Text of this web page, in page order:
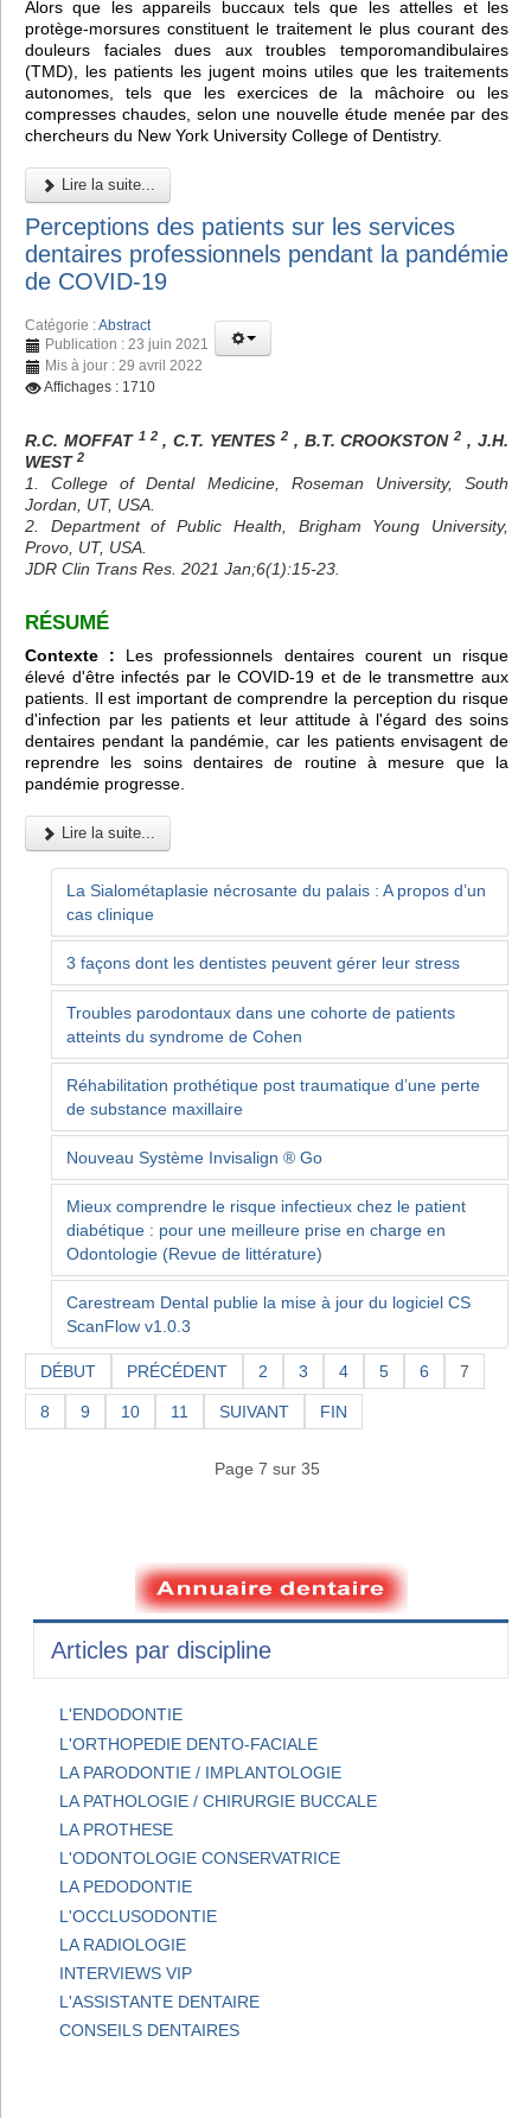
Alors que les appareils buccaux tels que les attelles et les
protège-morsures constituent le traitement le plus courant des
douleurs faciales dues aux troubles temporomandibulaires
(TMD), les patients les jugent moins utiles que les traitements
autonomes, tels que les exercices de la mâchoire ou les
compresses chaudes, selon une nouvelle étude menée par des
chercheurs du New York University College of Dentistry.
Lire la suite...
Perceptions des patients sur les services
dentaires professionnels pendant la pandémie
de COVID-19
Catégorie :Abstract
Publication : 23 juin 2021
Mis à jour : 29 avril 2022
Affichages : 1710
R.C. MOFFAT 1 2, C.T. YENTES 2, B.T. CROOKSTON2 , J.H.
WEST 2
1. College of Dental Medicine, Roseman University, South
Jordan, UT, USA.
2. Department of Public Health, Brigham Young University,
Provo, UT, USA.
JDR Clin Trans Res. 2021 Jan;6(1):15-23.
RÉSUMÉ
Contexte : Les professionnels dentaires courent un risque
élevé d'être infectés par le COVID-19 et de le transmettre aux
patients. Il est important de comprendre la perception du risque
d'infection par les patients et leur attitude à l'égard des soins
dentaires pendant la pandémie, car les patients envisagent de
reprendre les soins dentaires de routine à mesure que la
pandémie progresse.
Lire la suite...
La Sialométaplasie nécrosante du palais : A propos d’un
cas clinique
3 façons dont les dentistes peuvent gérer leur stress
Troubles parodontaux dans une cohorte de patients
atteints du syndrome de Cohen
Réhabilitation prothétique post traumatique d’une perte
de substance maxillaire
Nouveau Système Invisalign ® Go
Mieux comprendre le risque infectieux chez le patient
diabétique : pour une meilleure prise en charge en
Odontologie (Revue de littérature)
Carestream Dental publie la mise à jour du logiciel CS
ScanFlow v1.0.3
DÉBUT PRÉCÉDENT 2 3 4 5 6 7
8 9 10 11 SUIVANT FIN
Page 7 sur 35
Articles par discipline
L'ENDODONTIE
L'ORTHOPEDIE DENTO-FACIALE
LA PARODONTIE / IMPLANTOLOGIE
LA PATHOLOGIE / CHIRURGIE BUCCALE
LA PROTHESE
L'ODONTOLOGIE CONSERVATRICE
LA PEDODONTIE
L'OCCLUSODONTIE
LA RADIOLOGIE
INTERVIEWS VIP
L'ASSISTANTE DENTAIRE
CONSEILS DENTAIRES